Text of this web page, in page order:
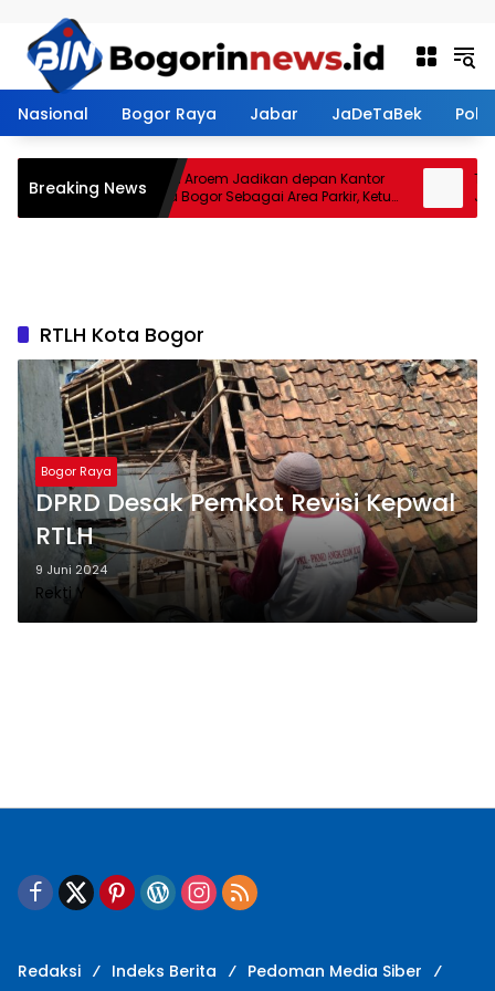
Nasional Bogor Raya Jabar JaDeTaBek
Breaking NewsRestoran Aroem Jadikan depan Kantor
PWI Kota Bogor Sebagai Area Parkir, Ketua
PWI Dilarang Parkir
RTLH Kota Bogor
Bogor Raya
DPRD Desak Pemkot Revisi Kepwal
RTLH
9 Juni 2024
Rekti Y
Redaksi Indeks Berita
Pedoman Media Siber